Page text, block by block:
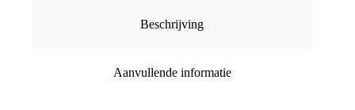
Beschrijving
Aanvullende informatie